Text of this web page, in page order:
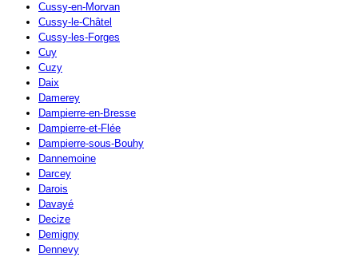
Cussy-en-Morvan
Cussy-le-Châtel
Cussy-les-Forges
Cuy
Cuzy
Daix
Damerey
Dampierre-en-Bresse
Dampierre-et-Flée
Dampierre-sous-Bouhy
Dannemoine
Darcey
Darois
Davayé
Decize
Demigny
Dennevy